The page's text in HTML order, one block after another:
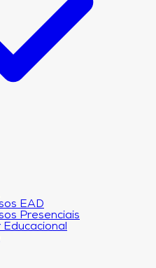
EAD
Presenciais